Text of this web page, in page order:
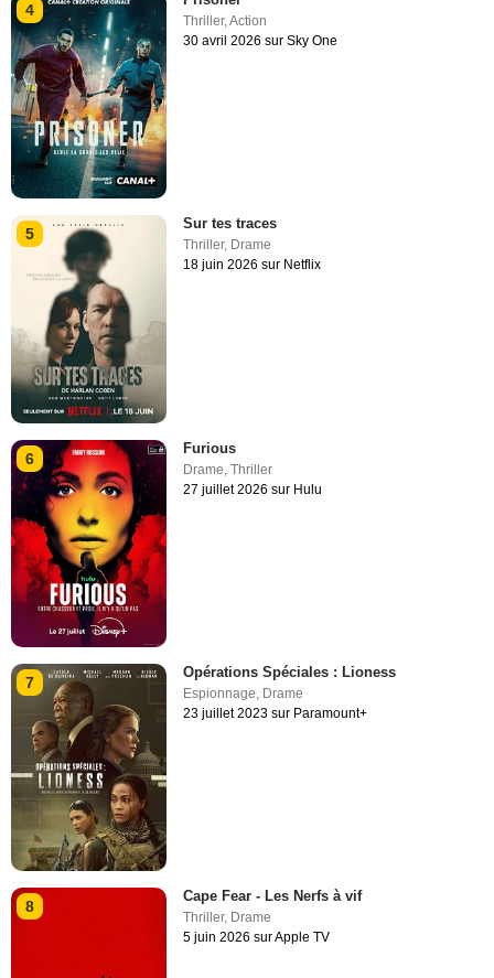
4
Thriller,Action
30 avril 2026 sur Sky One
5
Sur tes traces
Thriller, Drame
18 juin 2026 sur Netflix
6
Furious
Drame ,Thriller
27 juillet 2026 sur Hulu
7
Opérations Spéciales : Lioness
Espionnage, Drame
23 juillet 2023 sur Paramount+
8
Cape Fear - Les Nerfs à vif
Thriller, Drame
5 juin 2026 sur Apple TV